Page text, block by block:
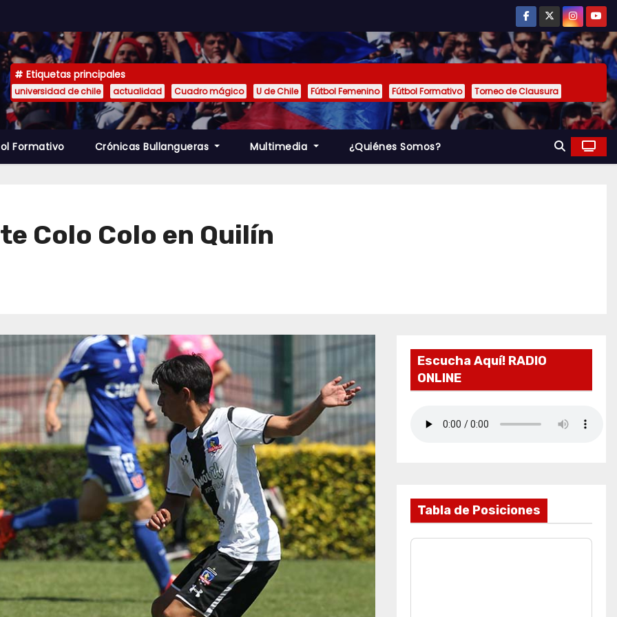
Etiquetas principales
universidad de chile actualidad Cuadro mágico U de Chile Fútbol Femenino Fútbol Formativo Torneo de Clausura
Formativo Crónicas Bullangueras Multimedia ¿Quiénes Somos?
Colo Colo en Quilín
Escucha Aquí! RADIO
ONLINE
Tabla de Posiciones